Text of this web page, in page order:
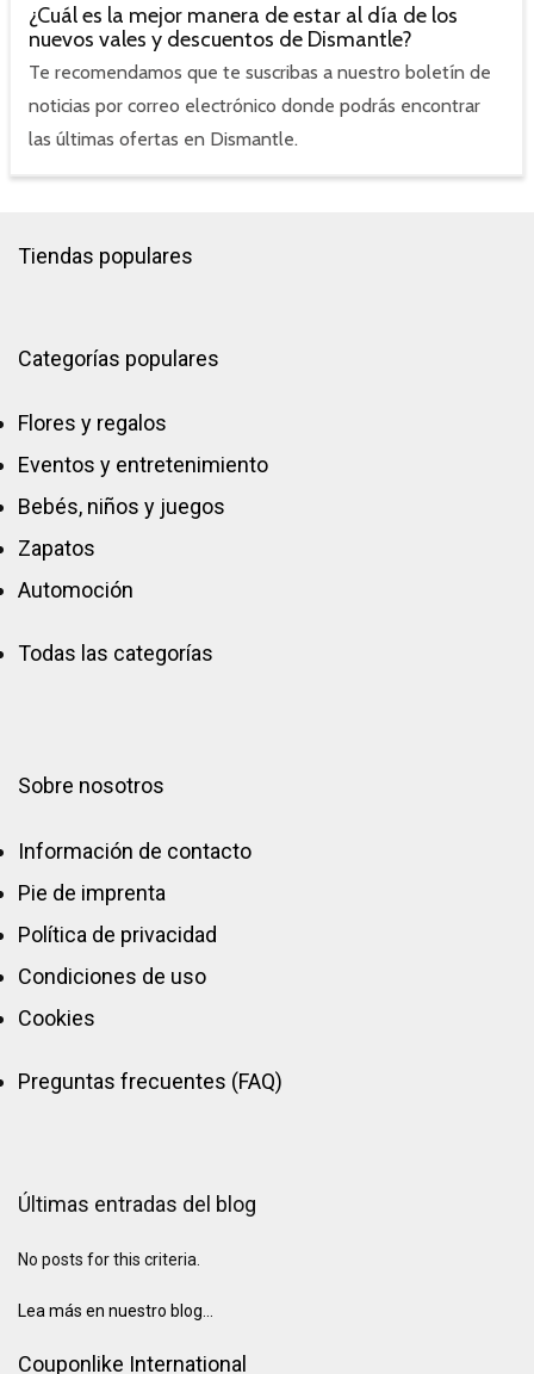
¿Cuál es la mejor manera de estar al día de los
nuevos vales y descuentos de Dismantle?
Te recomendamos que te suscribas a nuestro boletín de
noticias por correo electrónico donde podrás encontrar
las últimas ofertas en Dismantle.
Tiendas populares
Categorías populares
Flores y regalos
Eventos y entretenimiento
Bebés, niños y juegos
Zapatos
Automoción
Todas las categorías
Sobre nosotros
Información de contacto
Pie de imprenta
Política de privacidad
Condiciones de uso
Cookies
Preguntas frecuentes (FAQ)
Últimas entradas del blog
No posts for this criteria.
Lea más en nuestro blog...
Couponlike International